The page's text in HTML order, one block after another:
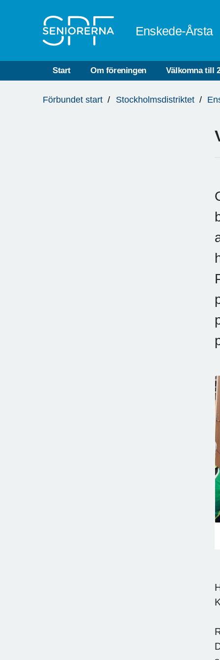
Enskede-Årsta
Start Om föreningen Välkomna till
är
Förbundet start Stockholmsdistriktet